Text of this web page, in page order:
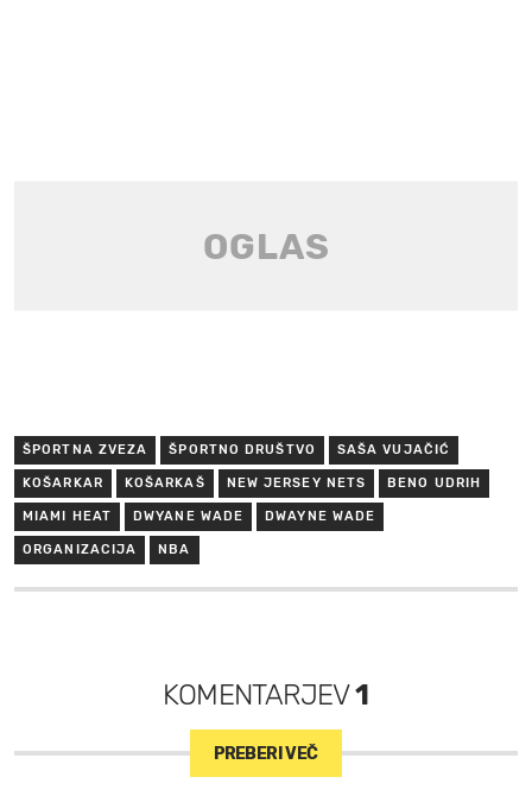
ŠPORTNA ZVEZA ŠPORTNO DRUŠTVO SAŠA VUJAČIĆ
KOŠARKAR KOŠARKAŠ NEW JERSEY NETS BENO UDRIH
MIAMI HEAT DWYANE WADE DWAYNE WADE
ORGANIZACIJA NBA
KOMENTARJEV1
PREBERI VEČ